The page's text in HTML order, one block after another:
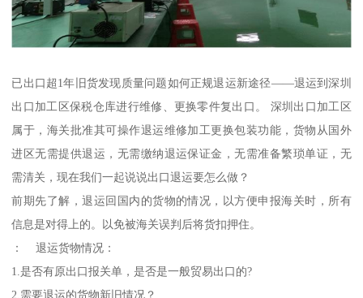
已出口超1年旧货发现质量问题如何正规退运新途径——退运到深圳
出口加工区保税仓库进行维修、更换零件复出口。 深圳出口加工区
属于，海关批准其可操作退运维修加工更换包装功能，货物从国外
进区无需提供退运，无需缴纳退运保证金，无需准备繁琐单证，无
需清关，现在我们一起说说出口退运要怎么做？
前期先了解，退运回国内的货物的情况，以方便申报海关时，所有
信息是对得上的。以免被海关误判后将货扣押住。
： 退运货物情况：
1.是否有原出口报关单，是否是一般贸易出口的?
2.需要退运的货物新旧情况？